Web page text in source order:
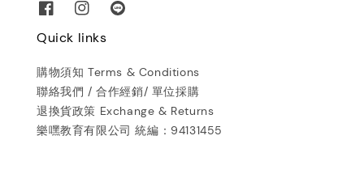
Quick links
購物須知 Terms & Conditions
聯絡我們 / 合作經銷/ 單位採購
退換貨政策 Exchange & Returns
樂嘿教育有限公司 統編：94131455